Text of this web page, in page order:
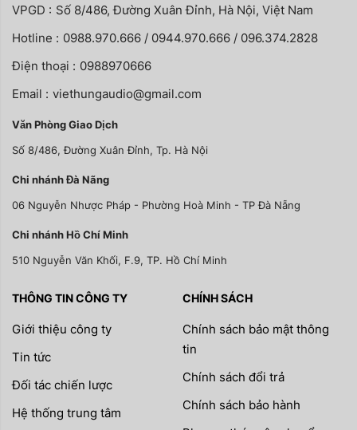
VPGD : Số 8/486, Đường Xuân Đỉnh, Hà Nội, Việt Nam
Hotline : 0988.970.666 / 0944.970.666 / 096.374.2828
Điện thoại : 0988970666
Email : viethungaudio@gmail.com
Văn Phòng Giao Dịch
Số 8/486, Đường Xuân Đỉnh, Tp. Hà Nội
Chi nhánh Đà Nãng
06 Nguyễn Nhược Pháp - Phường Hoà Minh - TP Đà Nẵng
Chi nhánh Hồ Chí Minh
510 Nguyễn Văn Khối, F.9, TP. Hồ Chí Minh
THÔNG TIN CÔNG TY
Giới thiệu công ty
Tin tức
Đối tác chiến lược
Hệ thống trung tâm
CHÍNH SÁCH
Chính sách bảo mật thông
tin
Chính sách đổi trả
Chính sách bảo hành